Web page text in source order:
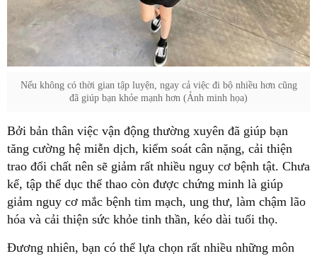
Nếu không có thời gian tập luyện, ngay cả việc đi bộ nhiều hơn cũng
đã giúp bạn khỏe mạnh hơn (Ảnh minh họa)
Bởi bản thân việc vận động thường xuyên đã giúp bạn
tăng cường hệ miễn dịch, kiểm soát cân nặng, cải thiện
trao đổi chất nên sẽ giảm rất nhiều nguy cơ bệnh tật. Chưa
kể, tập thể dục thể thao còn được chứng minh là giúp
giảm nguy cơ mắc bệnh tim mạch, ung thư, làm chậm lão
hóa và cải thiện sức khỏe tinh thần, kéo dài tuổi thọ.
Đương nhiên, bạn có thể lựa chọn rất nhiều những môn